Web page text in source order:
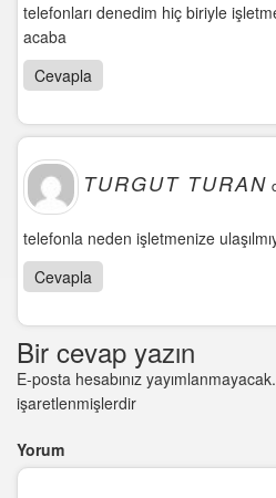
telefonları denedim hiç biriyle
acaba
Cevapla
TURGUT TURAN
telefonla neden işletmenize
Cevapla
Bir cevap yazın
E-posta hesabınız yayımlanmayacak.
işaretlenmişlerdir
Yorum